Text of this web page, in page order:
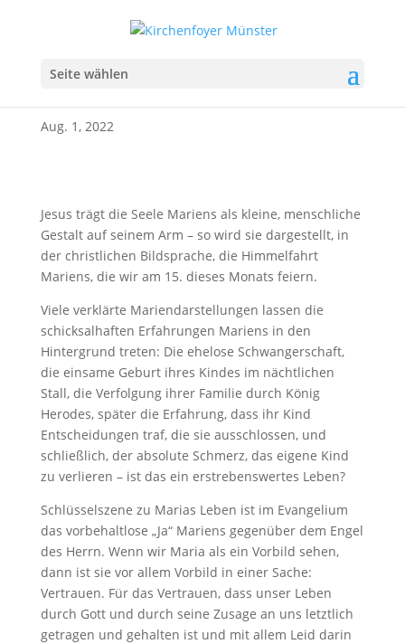
Seite wählen
Wort zum August: In
Aug. 1, 2022
Jesus trägt die Seele Mariens als kleine, menschliche
Gestalt auf seinem Arm – so wird sie dargestellt, in
der christlichen Bildsprache, die Himmelfahrt
Mariens, die wir am 15. dieses Monats feiern.
Viele verklärte Mariendarstellungen lassen die
schicksalhaften Erfahrungen Mariens in den
Hintergrund treten: Die ehelose Schwangerschaft,
die einsame Geburt ihres Kindes im nächtlichen
Stall, die Verfolgung ihrer Familie durch König
Herodes, später die Erfahrung, dass ihr Kind
Entscheidungen traf, die sie ausschlossen, und
schließlich, der absolute Schmerz, das eigene Kind
zu verlieren – ist das ein erstrebenswertes Leben?
Schlüsselszene zu Marias Leben ist im Evangelium
das vorbehaltlose „Ja“ Mariens gegenüber dem Engel
des Herrn. Wenn wir Maria als ein Vorbild sehen,
dann ist sie vor allem Vorbild in einer Sache:
Vertrauen. Für das Vertrauen, dass unser Leben
durch Gott und durch seine Zusage an uns letztlich
getragen und gehalten ist und mit allem Leid darin